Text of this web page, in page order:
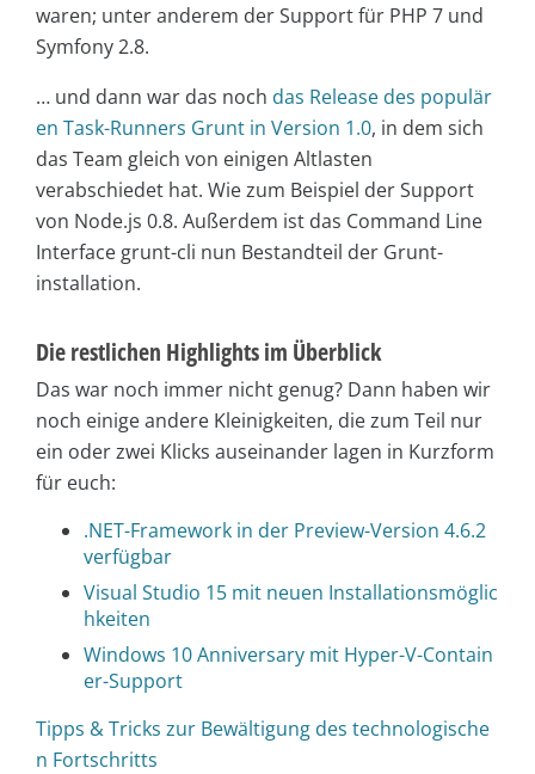
waren; unter anderem der Support für PHP 7 und
Symfony 2.8.
… und dann war das noch das Release des populär
en Task-Runners Grunt in Version 1.0, in dem sich
das Team gleich von einigen Altlasten
verabschiedet hat. Wie zum Beispiel der Support
von Node.js 0.8. Außerdem ist das Command Line
Interface grunt-cli nun Bestandteil der Grunt-
installation.
Die restlichen Highlights im Überblick
Das war noch immer nicht genug? Dann haben wir
noch einige andere Kleinigkeiten, die zum Teil nur
ein oder zwei Klicks auseinander lagen in Kurzform
für euch:
.NET-Framework in der Preview-Version 4.6.2
verfügbar
Visual Studio 15 mit neuen Installationsmöglic
hkeiten
Windows 10 Anniversary mit Hyper-V-Contain
er-Support
Tipps & Tricks zur Bewältigung des technologische
n Fortschritts